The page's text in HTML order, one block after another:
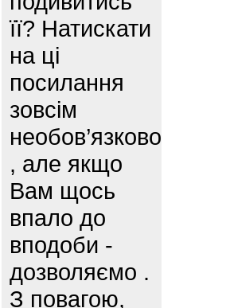
її? Натискати
на ці
посилання
зовсім
необов’язково
, але якщо
Вам щось
впало до
вподоби -
дозволяємо .
З повагою,